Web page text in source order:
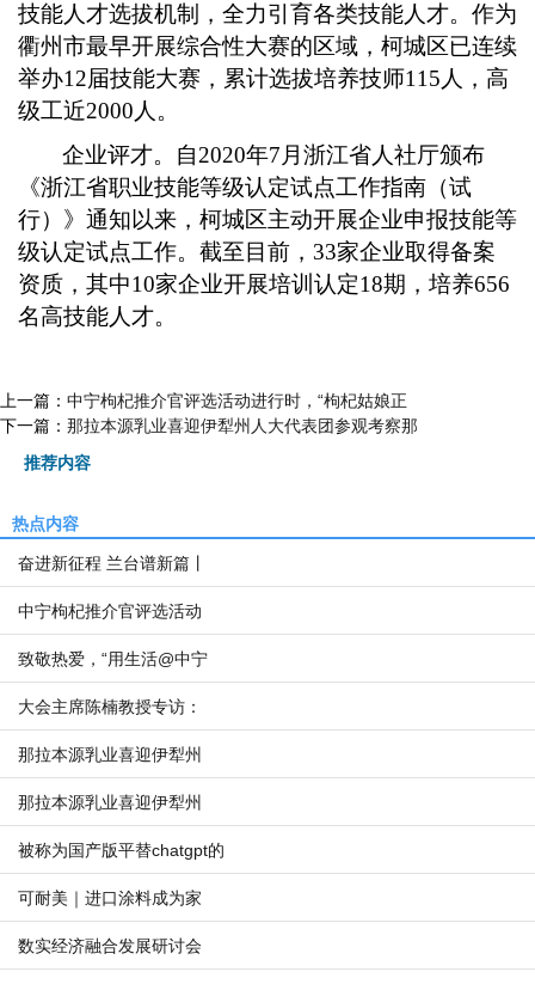
技能人才选拔机制，全力引育各类技能人才。作为
衢州市最早开展综合性大赛的区域，柯城区已连续
举办12届技能大赛，累计选拔培养技师115人，高
级工近2000人。
企业评才。自2020年7月浙江省人社厅颁布
《浙江省职业技能等级认定试点工作指南（试
行）》通知以来，柯城区主动开展企业申报技能等
级认定试点工作。截至目前，33家企业取得备案
资质，其中10家企业开展培训认定18期，培养656
名高技能人才。
上一篇： 中宁枸杞推介官评选活动进行时，“枸杞姑娘正
下一篇： 那拉本源乳业喜迎伊犁州人大代表团参观考察那
推荐内容
热点内容
奋进新征程 兰台谱新篇丨
中宁枸杞推介官评选活动
致敬热爱，“用生活@中宁
大会主席陈楠教授专访：
那拉本源乳业喜迎伊犁州
那拉本源乳业喜迎伊犁州
被称为国产版平替chatgpt的
可耐美｜进口涂料成为家
数实经济融合发展研讨会